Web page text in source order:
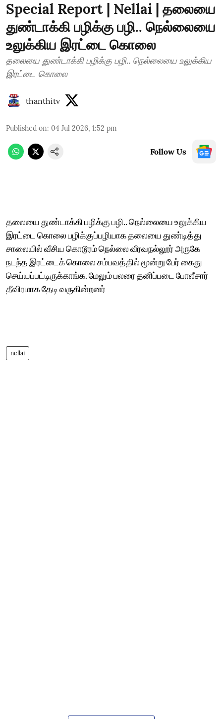
Special Report | Nellai | தலையை
துண்டாக்கி பழிக்கு பழி.. நெல்லையை
உலுக்கிய இரட்டை கொலை
தலையை துண்டாக்கி பழிக்கு பழி.. நெல்லையை உலுக்கிய
இரட்டை கொலை
thanthitv
Published on: 04 Jul 2026, 1:52 pm
Follow Us
தலையை துண்டாக்கி பழிக்கு பழி.. நெல்லையை உலுக்கிய
இரட்டை கொலை பழிக்குப்பழியாக தலையை துண்டித்து
சாலையில் வீசிய கொடூரம் நெல்லை வீரவநல்லூர் அருகே
நடந்த இரட்டைக் கொலை சம்பவத்தில் மூன்று பேர் கைது
செய்யப்பட்டிருக்காங்க. மேலும் பலரை தனிப்படை போலீசார்
தீவிரமாக தேடி வருகின்றனர்
nellai